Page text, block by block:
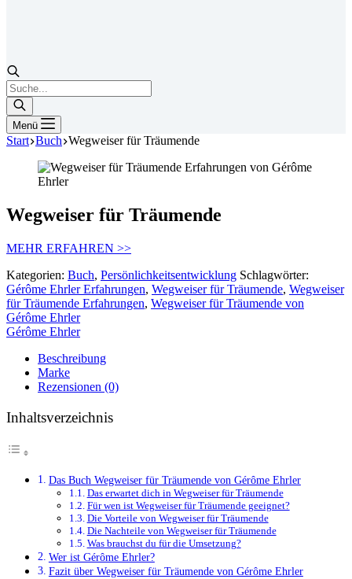
Products
search
Menü
Start Buch Wegweiser für Träumende
Wegweiser für Träumende
MEHR ERFAHREN >>
Kategorien: Buch, Persönlichkeitsentwicklung Schlagwörter:
Gérôme Ehrler Erfahrungen, Wegweiser für Träumende, Wegweiser
für Träumende Erfahrungen, Wegweiser für Träumende von
Gérôme Ehrler
Gérôme Ehrler
Beschreibung
Marke
Rezensionen (0)
Inhaltsverzeichnis
Das Buch Wegweiser für Träumende von Gérôme Ehrler
Das erwartet dich in Wegweiser für Träumende
Für wen ist Wegweiser für Träumende geeignet?
Die Vorteile von Wegweiser für Träumende
Die Nachteile von Wegweiser für Träumende
Was brauchst du für die Umsetzung?
Wer ist Gérôme Ehrler?
Fazit über Wegweiser für Träumende von Gérôme Ehrler